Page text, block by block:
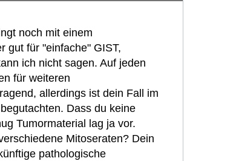
noch mit einem
gut für "einfache" GIST,
ich nicht sagen. Auf jeden
für weiteren
allerdings ist dein Fall im
Dass du keine
Tumormaterial lag ja vor.
Mitoseraten? Dein
pathologische